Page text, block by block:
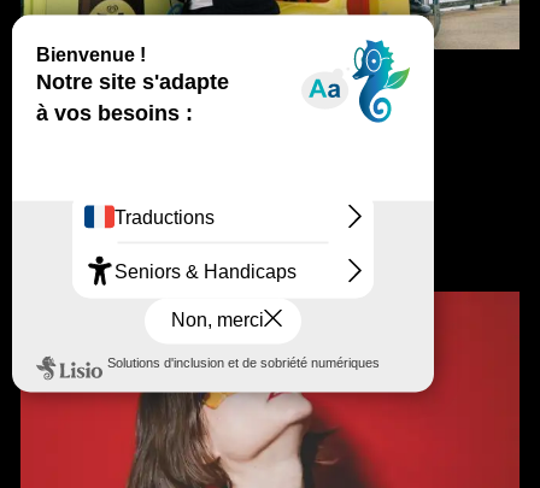
jeudi
Jeu.17septembre
sept.2026 20:30
Stereolux fête ses 15 ans
Offre Carte Stereolux